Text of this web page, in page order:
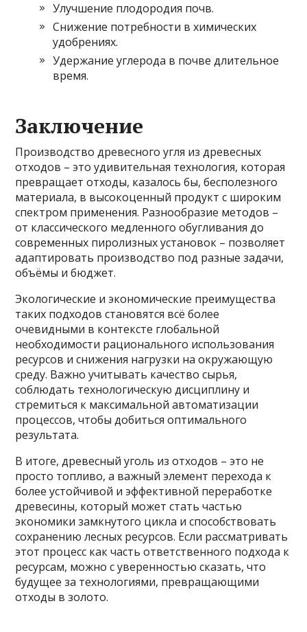
Улучшение плодородия почв.
Снижение потребности в химических
удобрениях.
Удержание углерода в почве длительное
время.
Заключение
Производство древесного угля из древесных
отходов – это удивительная технология, которая
превращает отходы, казалось бы, бесполезного
материала, в высокоценный продукт с широким
спектром применения. Разнообразие методов –
от классического медленного обугливания до
современных пиролизных установок – позволяет
адаптировать производство под разные задачи,
объёмы и бюджет.
Экологические и экономические преимущества
таких подходов становятся всё более
очевидными в контексте глобальной
необходимости рационального использования
ресурсов и снижения нагрузки на окружающую
среду. Важно учитывать качество сырья,
соблюдать технологическую дисциплину и
стремиться к максимальной автоматизации
процессов, чтобы добиться оптимального
результата.
В итоге, древесный уголь из отходов – это не
просто топливо, а важный элемент перехода к
более устойчивой и эффективной переработке
древесины, который может стать частью
экономики замкнутого цикла и способствовать
сохранению лесных ресурсов. Если рассматривать
этот процесс как часть ответственного подхода к
ресурсам, можно с уверенностью сказать, что
будущее за технологиями, превращающими
отходы в золото.